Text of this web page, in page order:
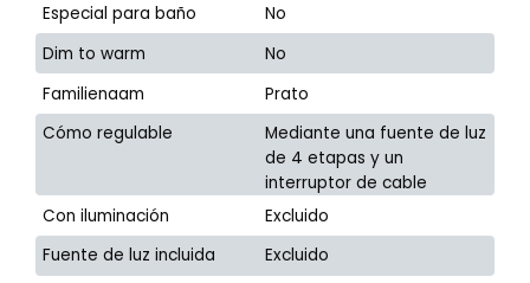
Especial para baño
No
Dim to warm
No
Familienaam
Prato
Cómo regulable
Mediante una fuente de luz
de 4 etapas y un
interruptor de cable
Con iluminación
Excluido
Fuente de luz incluida
Excluido